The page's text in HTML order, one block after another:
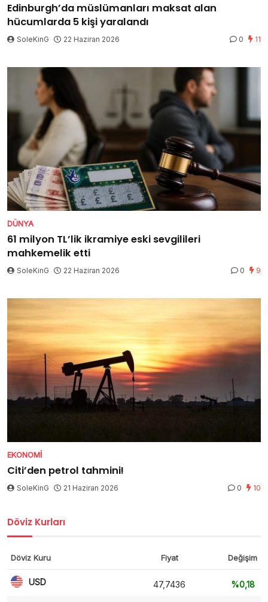
Edinburgh’da müslümanları maksat alan
hücumlarda 5 kişi yaralandı
SoleKinG 22 Haziran 2026 0 11
DÜNYA
61 milyon TL’lik ikramiye eski sevgilileri
mahkemelik etti
SoleKinG 22 Haziran 2026 0 9
EKONOMI
Citi’den petrol tahmini!
SoleKinG 21 Haziran 2026 0 10
Döviz Kurları
Döviz Kuru Fiyat Değişim
USD 47,7436 %0,18